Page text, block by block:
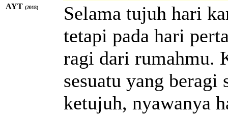
AYT (2018)
Selama tujuh hari
tetapi pada hari
ragi dari rumahmu.
sesuatu yang
ketujuh, nyawanya